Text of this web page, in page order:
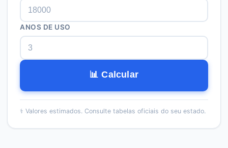
ANOS DE USO
📊 Calcular
⚕️ Valores estimados. Consulte tabelas oficiais do seu estado.